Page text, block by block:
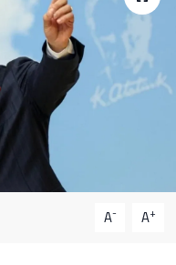
A- A+